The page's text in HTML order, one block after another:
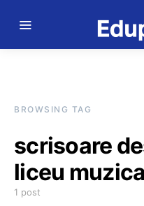
BROWSING TAG
scrisoare
liceu muzica
1 post